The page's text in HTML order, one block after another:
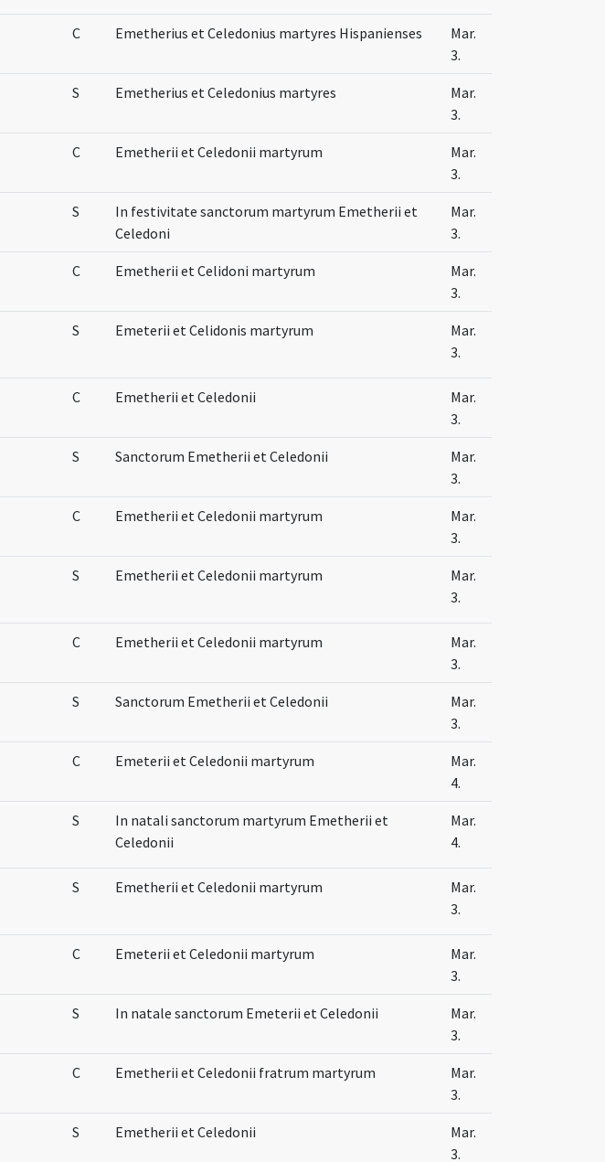
C Emetherius et Celedonius martyres Hispanienses
Mar.
3.
S Emetherius et Celedonius martyres
Mar.
3.
C Emetherii et Celedonii martyrum
Mar.
3.
S
In festivitate sanctorum martyrum Emetherii et
Celedoni
Mar.
3.
C Emetherii et Celidoni martyrum
Mar.
3.
S Emeterii et Celidonis martyrum
Mar.
3.
C Emetherii et Celedonii
Mar.
3.
S Sanctorum Emetherii et Celedonii
Mar.
3.
C Emetherii et Celedonii martyrum
Mar.
3.
S Emetherii et Celedonii martyrum
Mar.
3.
C Emetherii et Celedonii martyrum
Mar.
3.
S Sanctorum Emetherii et Celedonii
Mar.
3.
C Emeterii et Celedonii martyrum
Mar.
4.
S
In natali sanctorum martyrum Emetherii et
Celedonii
Mar.
4.
S Emetherii et Celedonii martyrum
Mar.
3.
C Emeterii et Celedonii martyrum
Mar.
3.
S In natale sanctorum Emeterii et Celedonii
Mar.
3.
C Emetherii et Celedonii fratrum martyrum
Mar.
3.
S Emetherii et Celedonii
Mar.
3.